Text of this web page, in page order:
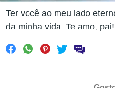
Ter você ao meu lado
da minha vida. Te amo, pai!